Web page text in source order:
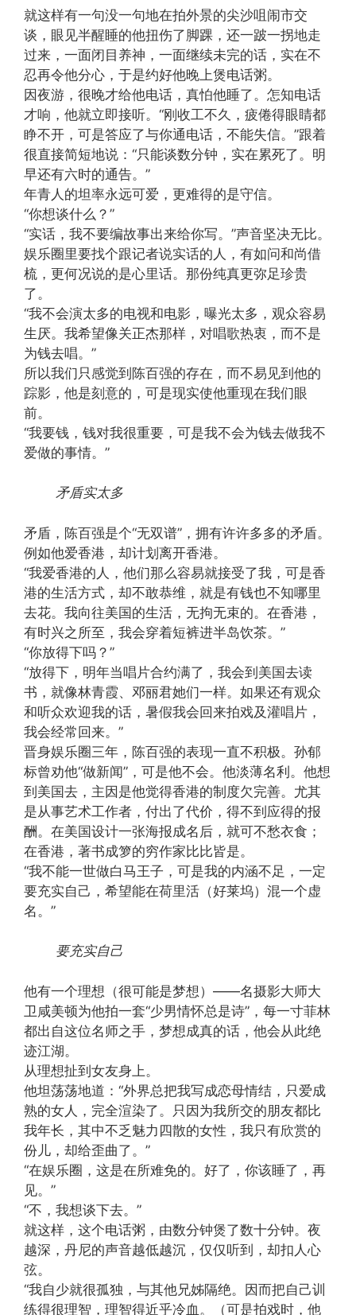
就这样有一句没一句地在拍外景的尖沙咀闹市交
谈，眼见半醒睡的他扭伤了脚踝，还一跛一拐地走
过来，一面闭目养神，一面继续未完的话，实在不
忍再令他分心，于是约好他晚上煲电话粥。
因夜游，很晚才给他电话，真怕他睡了。怎知电话
才响，他就立即接听。“刚收工不久，疲倦得眼睛都
睁不开，可是答应了与你通电话，不能失信。”跟着
很直接简短地说：“只能谈数分钟，实在累死了。明
早还有六时的通告。”
年青人的坦率永远可爱，更难得的是守信。
“你想谈什么？”
“实话，我不要编故事出来给你写。”声音坚决无比。
娱乐圈里要找个跟记者说实话的人，有如问和尚借
梳，更何况说的是心里话。那份纯真更弥足珍贵
了。
“我不会演太多的电视和电影，曝光太多，观众容易
生厌。我希望像关正杰那样，对唱歌热衷，而不是
为钱去唱。”
所以我们只感觉到陈百强的存在，而不易见到他的
踪影，他是刻意的，可是现实使他重现在我们眼
前。
“我要钱，钱对我很重要，可是我不会为钱去做我不
爱做的事情。”
矛盾实太多
矛盾，陈百强是个“无双谱”，拥有许许多多的矛盾。
例如他爱香港，却计划离开香港。
“我爱香港的人，他们那么容易就接受了我，可是香
港的生活方式，却不敢恭维，就是有钱也不知哪里
去花。我向往美国的生活，无拘无束的。在香港，
有时兴之所至，我会穿着短裤进半岛饮茶。”
“你放得下吗？”
“放得下，明年当唱片合约满了，我会到美国去读
书，就像林青霞、邓丽君她们一样。如果还有观众
和听众欢迎我的话，暑假我会回来拍戏及灌唱片，
我会经常回来。”
晋身娱乐圈三年，陈百强的表现一直不积极。孙郁
标曾劝他“做新闻”，可是他不会。他淡薄名利。他想
到美国去，主因是他觉得香港的制度欠完善。尤其
是从事艺术工作者，付出了代价，得不到应得的报
酬。在美国设计一张海报成名后，就可不愁衣食；
在香港，著书成箩的穷作家比比皆是。
“我不能一世做白马王子，可是我的内涵不足，一定
要充实自己，希望能在荷里活（好莱坞）混一个虚
名。”
要充实自己
他有一个理想（很可能是梦想）——名摄影大师大
卫咸美顿为他拍一套“少男情怀总是诗”，每一寸菲林
都出自这位名师之手，梦想成真的话，他会从此绝
迹江湖。
从理想扯到女友身上。
他坦荡荡地道：“外界总把我写成恋母情结，只爱成
熟的女人，完全渲染了。只因为我所交的朋友都比
我年长，其中不乏魅力四散的女性，我只有欣赏的
份儿，却给歪曲了。”
“在娱乐圈，这是在所难免的。好了，你该睡了，再
见。”
“不，我想谈下去。”
就这样，这个电话粥，由数分钟煲了数十分钟。夜
越深，丹尼的声音越低越沉，仅仅听到，却扣人心
弦。
“我自少就很孤独，与其他兄姊隔绝。因而把自己训
练得很理智，理智得近乎冷血。（可是拍戏时，他